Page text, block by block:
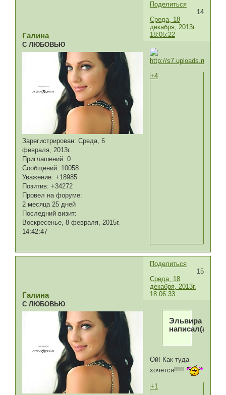
Поделиться
14
Среда, 18
декабря, 2013г.
18:05:22
Галина
С ЛЮБОВЬЮ
Зарегистрирован: Среда, 6
февраля, 2013г.
Приглашений: 0
Сообщений: 10058
Уважение: +18985
Позитив: +34272
Провел на форуме:
2 месяца 25 дней
Последний визит:
Воскресенье, 8 февраля, 2015г.
14:42:47
+4
Поделиться
15
Среда, 18
декабря, 2013г.
18:06:33
Галина
С ЛЮБОВЬЮ
Эльвира
написал(а):
Ой! Как туда
хочется!!!!!
+1